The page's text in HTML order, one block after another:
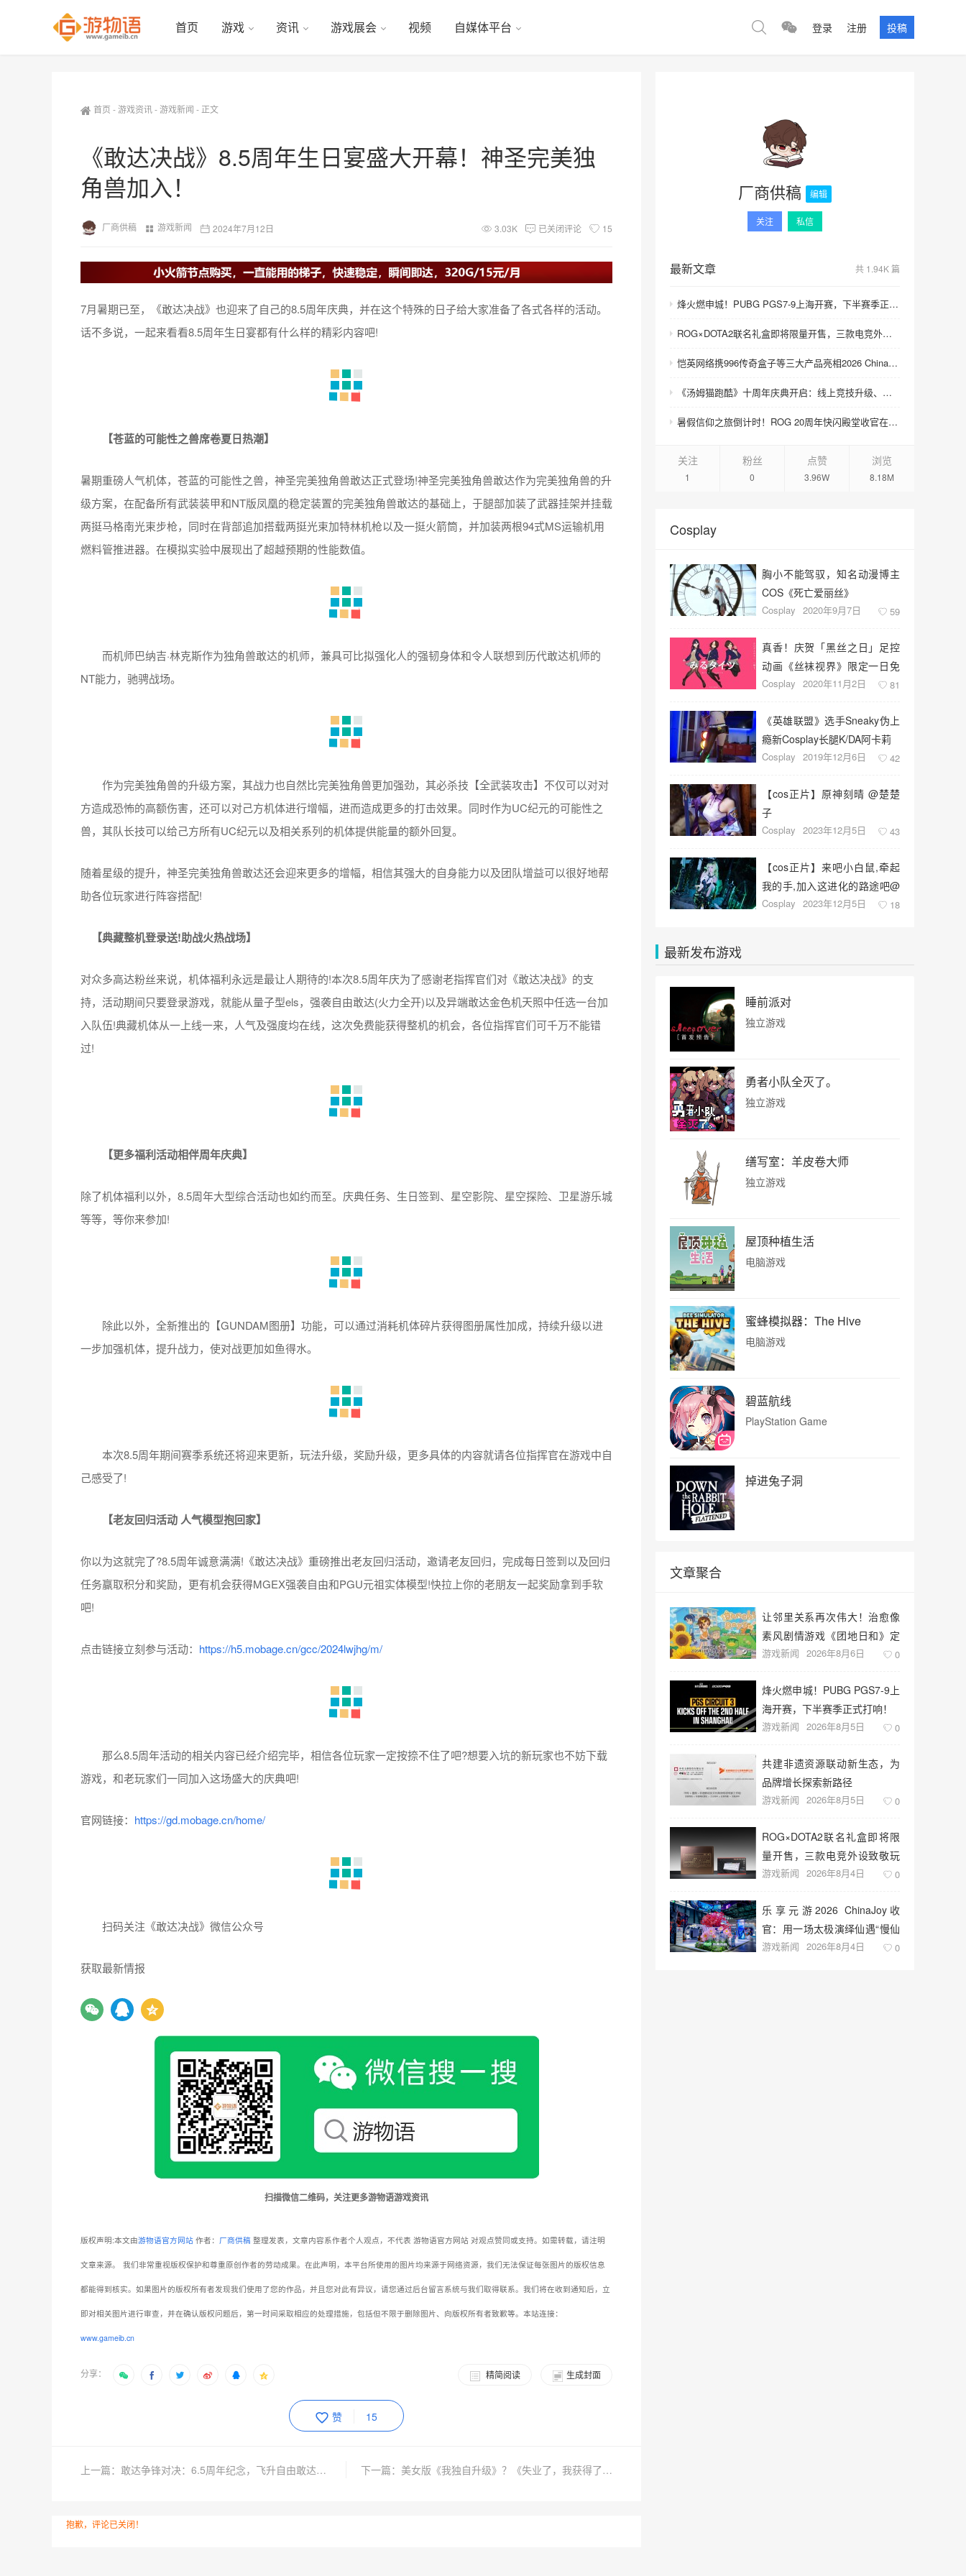
首页 游戏 资讯 游戏展会 视频 自媒体平台 登录 注册 投稿
首页 -游戏资讯-游戏新闻 - 正文
《敢达决战》8.5周年生日宴盛大开幕！神圣完美独
角兽加入！
厂商供稿 游戏新闻 2024年7月12日 3.03K 已关闭评论 15
7月暑期已至，《敢达决战》也迎来了自己的8.5周年庆典，并在这个特殊的日子给大家准备了各式各样的活动。
话不多说，一起来看看8.5周年生日宴都有什么样的精彩内容吧!
【苍蓝的可能性之兽席卷夏日热潮】
暑期重磅人气机体，苍蓝的可能性之兽，神圣完美独角兽敢达正式登场!神圣完美独角兽敢达作为完美独角兽的升
级方案，在配备所有武装装甲和NT版凤凰的稳定装置的完美独角兽敢达的基础上，于腿部加装了武器挂架并挂载
两挺马格南光束步枪，同时在背部追加搭载两挺光束加特林机枪以及一挺火箭筒，并加装两根94式MS运输机用
燃料管推进器。在模拟实验中展现出了超越预期的性能数值。
而机师巴纳吉·林克斯作为独角兽敢达的机师，兼具可比拟强化人的强韧身体和令人联想到历代敢达机师的
NT能力，驰骋战场。
作为完美独角兽的升级方案，其战力也自然比完美独角兽更加强劲，其必杀技【全武装攻击】不仅可以对对
方造成恐怖的高额伤害，还可以对己方机体进行增幅，进而造成更多的打击效果。同时作为UC纪元的可能性之
兽，其队长技可以给己方所有UC纪元以及相关系列的机体提供能量的额外回复。
随着星级的提升，神圣完美独角兽敢达还会迎来更多的增幅，相信其强大的自身能力以及团队增益可以很好地帮
助各位玩家进行阵容搭配!
【典藏整机登录送!助战火热战场】
对众多高达粉丝来说，机体福利永远是最让人期待的!本次8.5周年庆为了感谢老指挥官们对《敢达决战》的支
持，活动期间只要登录游戏，就能从量子型els，强袭自由敢达(火力全开)以及异端敢达金色机天照中任选一台加
入队伍!典藏机体从一上线一来，人气及强度均在线，这次免费能获得整机的机会，各位指挥官们可千万不能错
过!
【更多福利活动相伴周年庆典】
除了机体福利以外，8.5周年大型综合活动也如约而至。庆典任务、生日签到、星空影院、星空探险、卫星游乐城
等等，等你来参加!
除此以外，全新推出的【GUNDAM图册】功能，可以通过消耗机体碎片获得图册属性加成，持续升级以进
一步加强机体，提升战力，使对战更加如鱼得水。
本次8.5周年期间赛季系统还将迎来更新，玩法升级，奖励升级，更多具体的内容就请各位指挥官在游戏中自
己感受了!
【老友回归活动 人气模型抱回家】
你以为这就完了?8.5周年诚意满满!《敢达决战》重磅推出老友回归活动，邀请老友回归，完成每日签到以及回归
任务赢取积分和奖励，更有机会获得MGEX强袭自由和PGU元祖实体模型!快拉上你的老朋友一起奖励拿到手软
吧!
点击链接立刻参与活动： https://h5.mobage.cn/gcc/2024lwjhg/m/
那么8.5周年活动的相关内容已经介绍完毕，相信各位玩家一定按捺不住了吧?想要入坑的新玩家也不妨下载
游戏，和老玩家们一同加入这场盛大的庆典吧!
官网链接： https://gd.mobage.cn/home/
扫码关注《敢达决战》微信公众号
获取最新情报
扫描微信二维码，关注更多游物语游戏资讯
版权声明:本文由游物语官方网站 作者： 厂商供稿 整理发表，文章内容系作者个人观点，不代表 游物语官方网站 对观点赞同或支持。如需转载，请注明
文章来源。 我们非常重视版权保护和尊重原创作者的劳动成果。在此声明，本平台所使用的图片均来源于网络资源，我们无法保证每张图片的版权信息
都能得到核实。如果图片的版权所有者发现我们使用了您的作品，并且您对此有异议，请您通过后台留言系统与我们取得联系。我们将在收到通知后，立
即对相关图片进行审查，并在确认版权问题后，第一时间采取相应的处理措施，包括但不限于删除图片、向版权所有者致歉等。本站连接：
www.gameib.cn
分享： 生成封面
精简阅读
赞 15
上一篇：敢达争锋对决：6.5周年纪念，飞升自由敢达加入战场 下一篇：美女版《我独自升级》？《失业了，我获得了亿万游戏财产！》现已上线steam
抱歉，评论已关闭！
厂商供稿 编辑
关注 私信
最新文章 共 1.94K 篇
烽火燃申城！PUBG PGS7-9上海开赛，下半赛季正式打响！
ROG×DOTA2联名礼盒即将限量开售，三款电竞外设致敬玩家青春记忆
恺英网络携996传奇盒子等三大产品亮相2026 ChinaJoy 沙巴克城、归心城池实景落地展馆
《汤姆猫跑酷》十周年庆典开启：线上竞技升级、上海主题快闪火热进行中
暑假信仰之旅倒计时！ROG 20周年快闪殿堂收官在即，尖货装备等你来战
关注
1
粉丝
0
点赞
3.96W
浏览
8.18M
Cosplay
胸小不能驾驭，知名动漫博主
COS《死亡爱丽丝》
Cosplay 2020年9月7日 59
真香！庆贺「黑丝之日」足控
动画《丝袜视界》限定一日免
费放送支援繁中字幕
Cosplay 2020年11月2日 81
《英雄联盟》选手Sneaky伪上
瘾新Cosplay长腿K/DA阿卡莉
Cosplay 2019年12月6日 42
【cos正片】原神刻晴 @楚楚
子
Cosplay 2023年12月5日 43
【cos正片】来吧小白鼠,牵起
我的手,加入这进化的路途吧@
一大碗杏仁豆腐
Cosplay 2023年12月5日 18
最新发布游戏
睡前派对
独立游戏
勇者小队全灭了。
独立游戏
缮写室：羊皮卷大师
独立游戏
屋顶种植生活
电脑游戏
蜜蜂模拟器：The Hive
电脑游戏
碧蓝航线
PlayStation Game
掉进兔子洞
文章聚合
让邻里关系再次伟大！治愈像
素风剧情游戏《团地日和》定
档10月30日发售
游戏新闻 2026年8月6日 0
烽火燃申城！PUBG PGS7-9上
海开赛，下半赛季正式打响！
游戏新闻 2026年8月5日 0
共建非遗资源联动新生态，为
品牌增长探索新路径
游戏新闻 2026年8月5日 0
ROG×DOTA2联名礼盒即将限
量开售，三款电竞外设致敬玩
家青春记忆
游戏新闻 2026年8月4日 0
乐享元游2026 ChinaJoy收
官：用一场太极演绎仙遇“慢仙
侠”
游戏新闻 2026年8月4日 0